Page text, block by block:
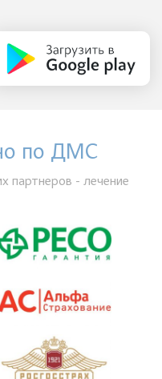
по ДМС
партнеров - лечение